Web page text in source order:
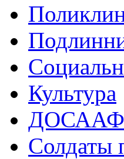
Культура
ДОСААФ
Солдаты